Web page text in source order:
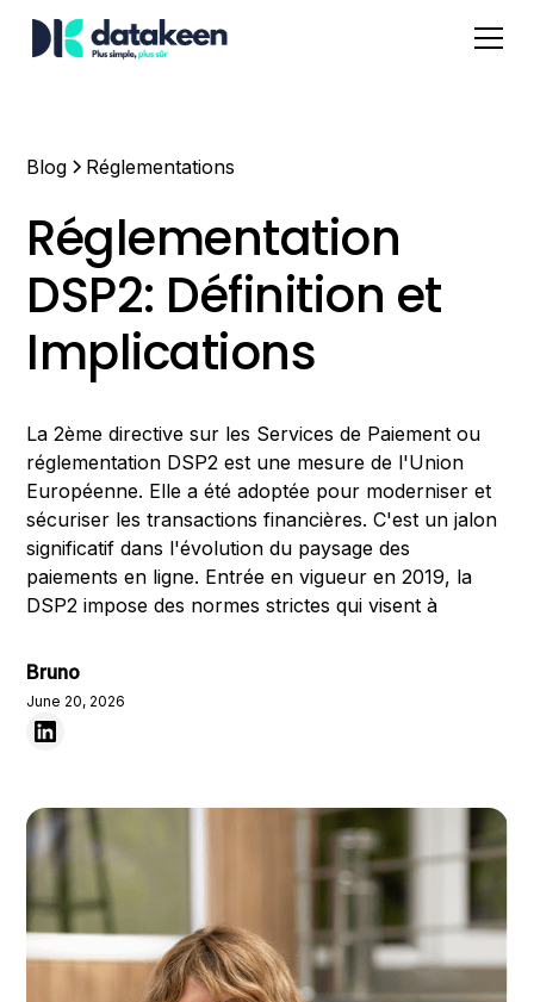
Blog Réglementations
Réglementation
DSP2: Définition et
Implications
La 2ème directive sur les Services de Paiement ou
réglementation DSP2 est une mesure de l'Union
Européenne. Elle a été adoptée pour moderniser et
sécuriser les transactions financières. C'est un jalon
significatif dans l'évolution du paysage des
paiements en ligne. Entrée en vigueur en 2019, la
DSP2 impose des normes strictes qui visent à
Bruno
June 20, 2026